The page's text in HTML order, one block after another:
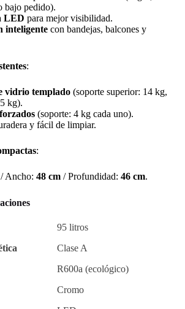
bajo pedido).
LED para mejor visibilidad.
inteligentecon bandejas, balcones y
:
vidrio templado(soporte superior: 14 kg,
kg).
(soporte: 4 kg cada uno).
y fácil de limpiar.
:
Ancho: 48 cm/ Profundidad: 46 cm.
95 litros
Clase A
R600a (ecológico)
Cromo